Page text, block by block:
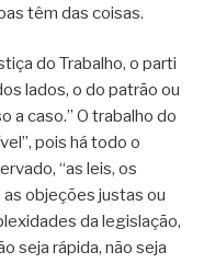
têm das coisas.
do Trabalho, o parti
lados, o do patrão ou
a caso.” O trabalho do
pois há todo o
“as leis, os
objeções justas ou
da legislação,
seja rápida, não seja